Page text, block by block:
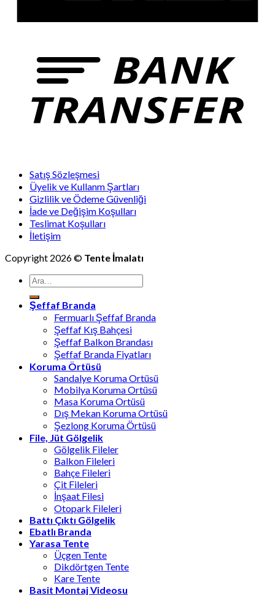
Satış Sözleşmesi
Üyelik ve Kullanm Şartları
Gizlilik ve Ödeme Güvenliği
İade ve Değişim Koşulları
Teslimat Koşulları
İletişim
Copyright 2026 © Tente İmalatı
Ara:
Şeffaf Branda
Fermuarlı Şeffaf Branda
Şeffaf Kış Bahçesi
Şeffaf Balkon Brandası
Şeffaf Branda Fiyatları
Koruma Örtüsü
Sandalye Koruma Ortüsü
Mobilya Koruma Ortüsü
Masa Koruma Ortüsü
Dış Mekan Koruma Ortüsü
Şezlong Koruma Örtüsü
File, Jüt Gölgelik
Gölgelik Fileler
Balkon Fileleri
Bahçe Fileleri
Çit Fileleri
İnşaat Filesi
Otopark Fileleri
Battı Çıktı Gölgelik
Ebatlı Branda
Yarasa Tente
Üçgen Tente
Dikdörtgen Tente
Kare Tente
Basit Montaj Videosu